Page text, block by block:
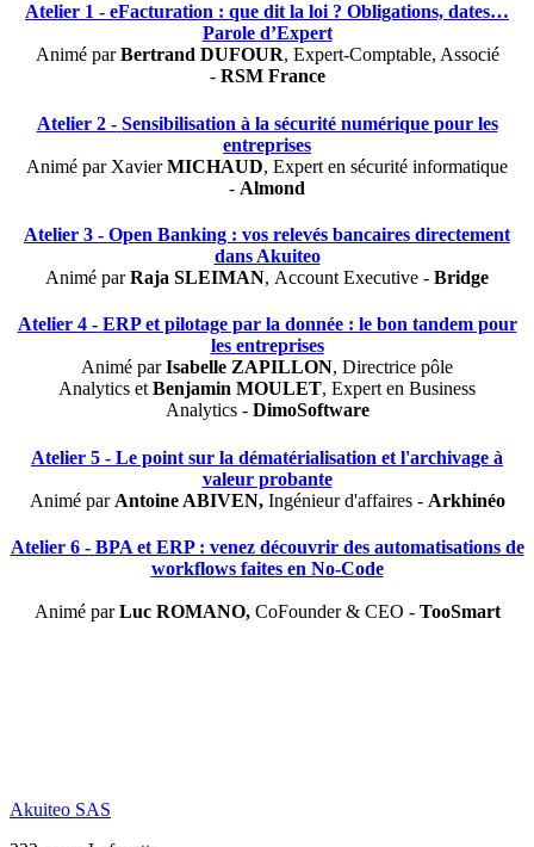
Atelier 1 - eFacturation : que dit la loi ? Obligations, dates…
Parole d’Expert
Animé par Bertrand DUFOUR, Expert-Comptable, Associé
- RSM France
Atelier 2 - Sensibilisation à la sécurité numérique pour les
entreprises
Animé par XavierMICHAUD, Expert en sécurité informatique
- Almond
Atelier 3 - Open Banking : vos relevés bancaires directement
dans Akuiteo
Animé par Raja SLEIMAN, Account Executive - Bridge
Atelier 4 - ERP et pilotage par la donnée : le bon tandem pour
les entreprises
Animé par Isabelle ZAPILLON, Directrice pôle
Analytics et Benjamin MOULET, Expert en Business
Analytics - DimoSoftware
Atelier 5 - Le point sur la dématérialisation et l'archivage à
valeur probante
Animé par Antoine ABIVEN, Ingénieur d'affaires - Arkhinéo
Atelier 6 - BPA et ERP : venez découvrir des automatisations de
workflows faites en No-Code
Animé par Luc ROMANO,CoFounder & CEO - TooSmart
Akuiteo SAS